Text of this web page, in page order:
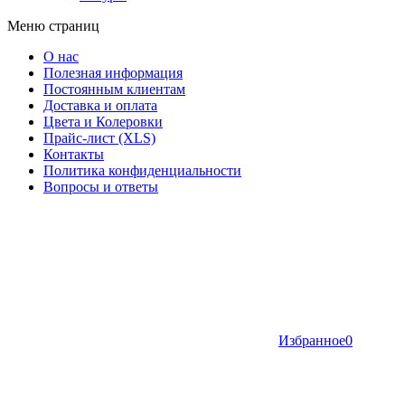
Меню страниц
О нас
Полезная информация
Постоянным клиентам
Доставка и оплата
Цвета и Колеровки
Прайс-лист (XLS)
Контакты
Политика конфиденциальности
Вопросы и ответы
Избранное0